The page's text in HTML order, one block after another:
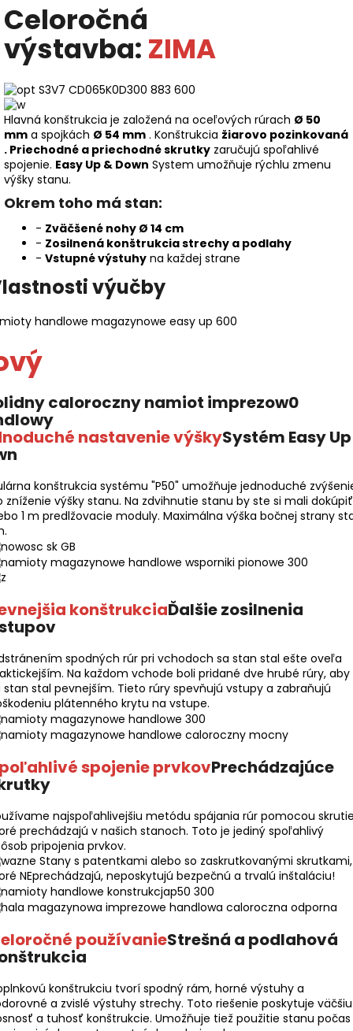
Celoročná
výstavba: ZIMA
Hlavná konštrukcia je založená na oceľových rúrach Ø 50
mm a spojkách Ø 54 mm . Konštrukcia žiarovo pozinkovaná
. Priechodné a priechodné skrutky zaručujú spoľahlivé
spojenie. Easy Up & Down System umožňuje rýchlu zmenu
výšky stanu.
Okrem toho má stan:
- Zväčšené nohy Ø 14 cm
- Zosilnená konštrukcia strechy a podlahy
- Vstupné výstuhy na každej strane
výučby
nastavenie výškySystém Easy
konštrukcia systému "P50" umožňuje jednoduché
zníženie výšky stanu. Na zdvihnutie stanu by ste si mali
1 m predlžovacie moduly. Maximálna výška bočnej strany
konštrukciaĎalšie zosilnenia
spodných rúr pri vchodoch sa stan stal ešte oveľa
Na každom vchode boli pridané dve hrubé rúry, aby
stan stal pevnejším. Tieto rúry spevňujú vstupy a zabraňujú
plátenného krytu na vstupe.
spojenie prvkovPrechádzajúce
najspoľahlivejšiu metódu spájania rúr pomocou
prechádzajú v našich stanoch. Toto je jediný spoľahlivý
pripojenia prvkov.
Stany s patentkami alebo so zaskrutkovanými skrutkami,
NEprechádzajú, neposkytujú bezpečnú a trvalú inštaláciu!
používanieStrešná a podlahová
konštrukciu tvorí spodný rám, horné výstuhy a
a zvislé výstuhy strechy. Toto riešenie poskytuje väčšiu
a tuhosť konštrukcie. Umožňuje tiež použitie stanu počas